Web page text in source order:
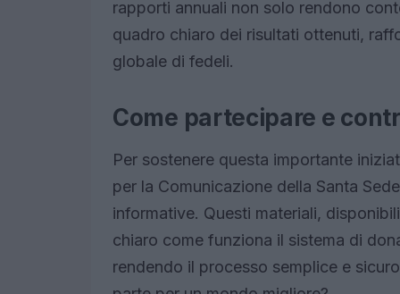
rapporti annuali non solo rendono
quadro chiaro dei risultati ottenuti,
globale di fedeli.
Come partecipare e
Per sostenere questa importante
per la Comunicazione della Santa
informative. Questi materiali,
chiaro come funziona il sistema di
rendendo il processo semplice e